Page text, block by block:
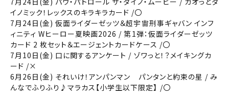
その他の劇場を選ぶ
無料のワタシアターライト会員もあります。
予約を確認・変更する
北海道
東北
関東
北越
イノミック！レックスのキラキラカード /〇
7月24日(金) 仮面ライダーゼッツ＆超宇宙刑事ギャバン インフ
ィニティ Wヒーロー夏映画2026 / 第1弾：仮面ライダーゼッツ
カード 2 枚セット＆エージェントカードケース /〇
7月10日(金) 口に関するアンケート / ゾワっと！？メイキングカ
ード /×
6月26日(金) それいけ！アンパンマン パンタンと約束の星 / み
んなでふりふり♪マラカス【小学生以下限定】 /〇
劇場を変更しますか？
劇場を変更すると、STEP2以降で選択いただいた情報は解除
されます。
変更しないで続ける
上映日を変更しますか？
上映日を変更すると、STEP3以降で選択いただいた情報は解
除されます。
変更しないで続ける